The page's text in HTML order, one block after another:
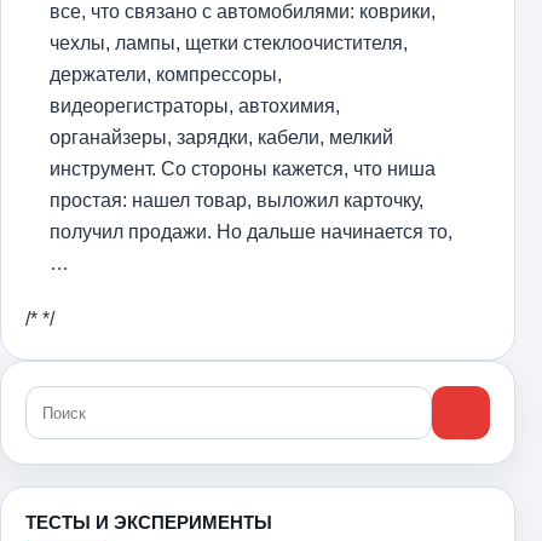
все, что связано с автомобилями: коврики,
чехлы, лампы, щетки стеклоочистителя,
держатели, компрессоры,
видеорегистраторы, автохимия,
органайзеры, зарядки, кабели, мелкий
инструмент. Со стороны кажется, что ниша
простая: нашел товар, выложил карточку,
получил продажи. Но дальше начинается то,
…
/* */
ТЕСТЫ И ЭКСПЕРИМЕНТЫ